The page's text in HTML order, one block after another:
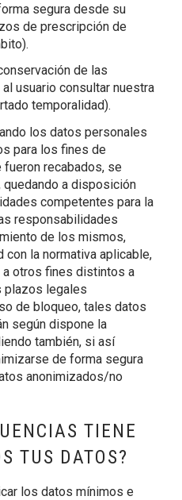
segura desde su
de prescripción de
de las
usuario consultar nuestra
temporalidad).
los datos personales
para los fines de
fueron recabados, se
quedando a disposición
competentes para la
responsabilidades
de los mismos,
la normativa aplicable,
otros fines distintos a
plazos legales
de bloqueo, tales datos
según dispone la
también, si así
de forma segura
anonimizados/no
TIENE
TUS DATOS?
los datos mínimos e